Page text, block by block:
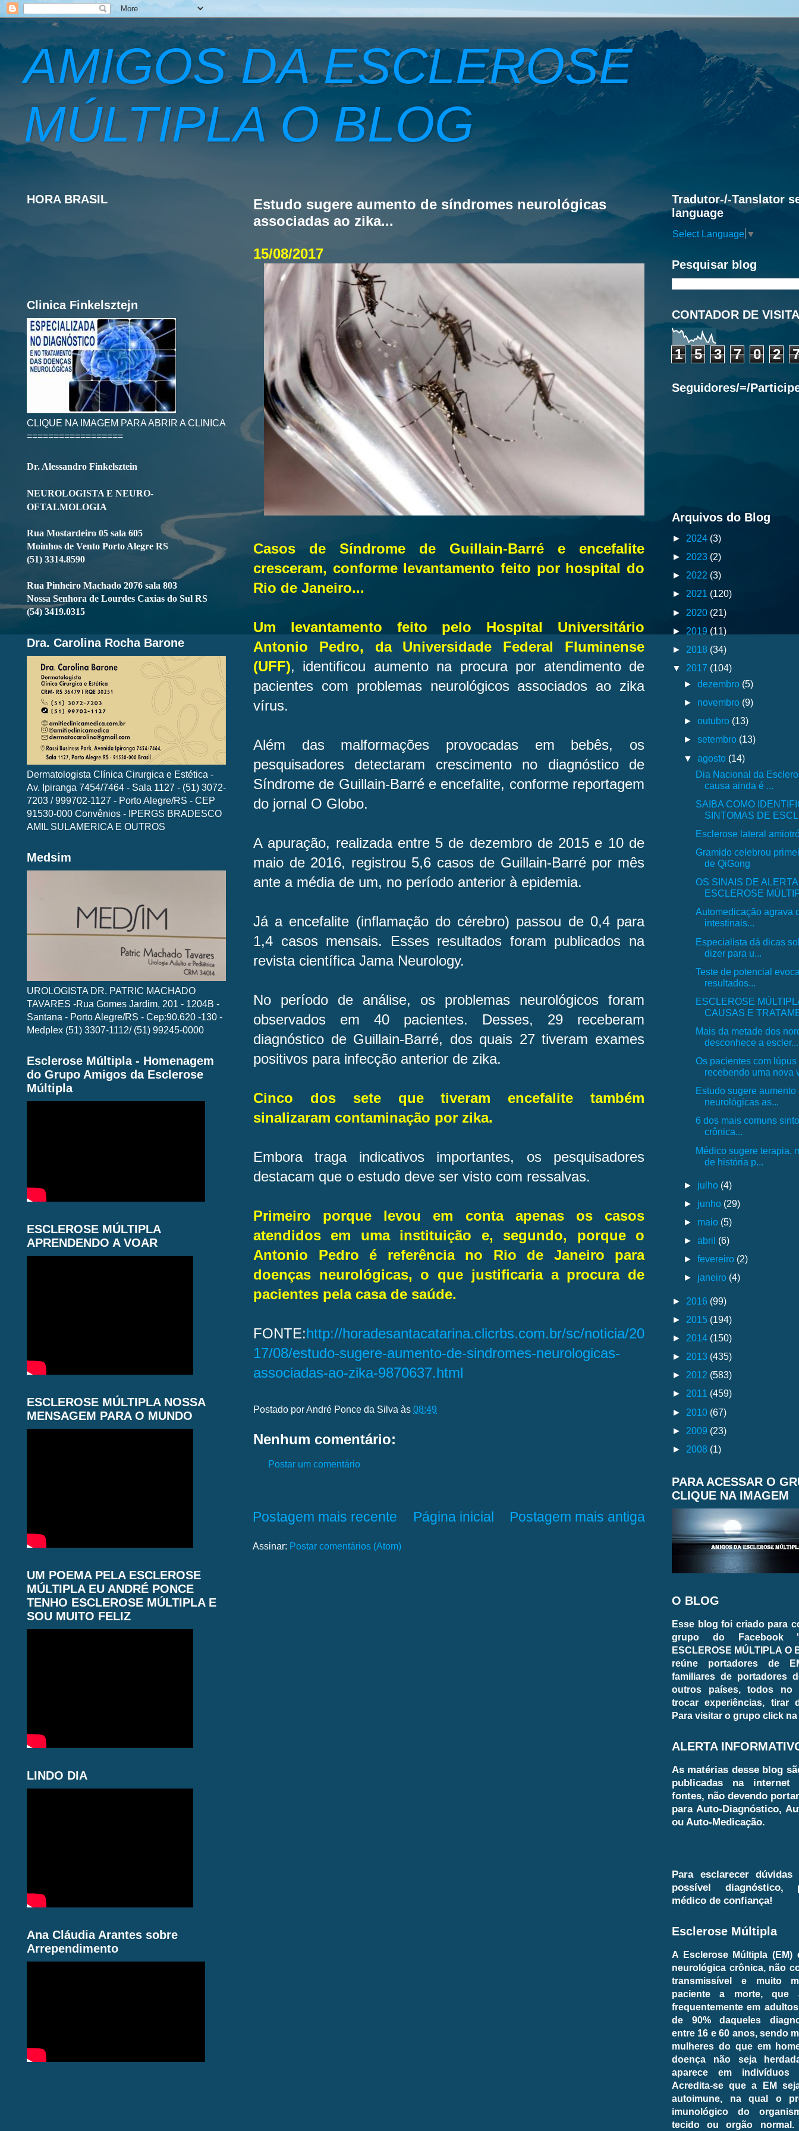
AMIGOS DA ESCLEROSE
MÚLTIPLA O BLOG
Estudo sugere aumento de síndromes neurológicas
associadas ao zika...
15/08/2017
Casos de Síndrome de Guillain-Barré e encefalite
cresceram, conforme levantamento feito por hospital do
Rio de Janeiro...
Um levantamento feito pelo Hospital Universitário
Antonio Pedro, da Universidade Federal Fluminense
(UFF), identificou aumento na procura por atendimento de
pacientes com problemas neurológicos associados ao zika
vírus.
Além das malformações provocadas em bebês, os
pesquisadores detectaram crescimento no diagnóstico de
Síndrome de Guillain-Barré e encefalite, conforme reportagem
do jornal O Globo.
A apuração, realizada entre 5 de dezembro de 2015 e 10 de
maio de 2016, registrou 5,6 casos de Guillain-Barré por mês
ante a média de um, no período anterior à epidemia.
Já a encefalite (inflamação do cérebro) passou de 0,4 para
1,4 casos mensais. Esses resultados foram publicados na
revista científica Jama Neurology.
No período de análise, os problemas neurológicos foram
observados em 40 pacientes. Desses, 29 receberam
diagnóstico de Guillain-Barré, dos quais 27 tiveram exames
positivos para infecção anterior de zika.
Cinco dos sete que tiveram encefalite também
sinalizaram contaminação por zika.
Embora traga indicativos importantes, os pesquisadores
destacam que o estudo deve ser visto com ressalvas.
Primeiro porque levou em conta apenas os casos
atendidos em uma instituição e, segundo, porque o
Antonio Pedro é referência no Rio de Janeiro para
doenças neurológicas, o que justificaria a procura de
pacientes pela casa de saúde.
FONTE:http://horadesantacatarina.clicrbs.com.br/sc/noticia/20
17/08/estudo-sugere-aumento-de-sindromes-neurologicas-
associadas-ao-zika-9870637.html
Postado por André Ponce da Silva às 08:49
Nenhum comentário:
Postar um comentário
Postagem mais recente Postagem mais antiga
Página inicial
Assinar: Postar comentários (Atom)
HORA BRASIL
Clinica Finkelsztejn
CLIQUE NA IMAGEM PARA ABRIR A CLINICA
==================
Dr. Alessandro Finkelsztein
NEUROLOGISTA E NEURO-
OFTALMOLOGIA
Rua Mostardeiro 05 sala 605
Moinhos de Vento Porto Alegre RS
(51) 3314.8590
Rua Pinheiro Machado 2076 sala 803
Nossa Senhora de Lourdes Caxias do Sul RS
(54) 3419.0315
Dra. Carolina Rocha Barone
Dermatologista Clínica Cirurgica e Estética -
Av. Ipiranga 7454/7464 - Sala 1127 - (51) 3072-
7203 / 999702-1127 - Porto Alegre/RS - CEP
91530-000 Convênios - IPERGS BRADESCO
AMIL SULAMERICA E OUTROS
Medsim
UROLOGISTA DR. PATRIC MACHADO
TAVARES -Rua Gomes Jardim, 201 - 1204B -
Santana - Porto Alegre/RS - Cep:90.620 -130 -
Medplex (51) 3307-1112/ (51) 99245-0000
Esclerose Múltipla - Homenagem
do Grupo Amigos da Esclerose
Múltipla
ESCLEROSE MÚLTIPLA
APRENDENDO A VOAR
ESCLEROSE MÚLTIPLA NOSSA
MENSAGEM PARA O MUNDO
UM POEMA PELA ESCLEROSE
MÚLTIPLA EU ANDRÉ PONCE
TENHO ESCLEROSE MÚLTIPLA E
SOU MUITO FELIZ
LINDO DIA
Ana Cláudia Arantes sobre
Arrependimento
Tradutor-/-Tanslator
language
Select Language ▼
Pesquisar blog
CONTADOR DE
1 5 3 7 0 2
Seguidores/=/
Arquivos do Blog
► 2024 (3)
► 2023 (2)
► 2022 (3)
► 2021 (120)
► 2020 (21)
► 2019 (11)
► 2018 (34)
▼ 2017 (104)
►dezembro (5)
► novembro (9)
►outubro (13)
►setembro (13)
▼agosto (14)
Dia Nacional da
causa ainda é ...
SAIBA COMO
SINTOMAS DE
Esclerose lateral
Gramido celebrou
de QiGong
OS SINAIS DE
ESCLEROSE
Automedicação agrava
intestinais...
Especialista dá dicas
dizer para u...
Teste de potencial
resultados...
ESCLEROSE
CAUSAS E
Mais da metade dos
desconhece a escler...
Os pacientes com lúpus
recebendo uma nova
Estudo sugere
neurológicas as...
6 dos mais comuns
crônica...
Médico sugere terapia,
de história p...
► julho (4)
► junho (29)
► maio (5)
►abril (6)
►fevereiro (2)
► janeiro (4)
► 2016 (99)
► 2015 (194)
► 2014 (150)
► 2013 (435)
► 2012 (583)
► 2011 (459)
► 2010 (67)
► 2009 (23)
► 2008 (1)
PARA ACESSAR O
CLIQUE NA IMAGEM
O BLOG
Esse blog foi criado para
grupo do Facebook
ESCLEROSE MÚLTIPLA O
reúne portadores de
familiares de portadores
outros países, todos no
trocar experiências, tirar
Para visitar o grupo click
ALERTA
As matérias desse blog
publicadas na internet
fontes, não devendo
para Auto-Diagnóstico,
ou Auto-Medicação.
Para esclarecer
possível diagnóstico,
médico de confiança!
Esclerose Múltipla
A Esclerose Múltipla (EM)
neurológica crônica, não
transmissível e muito
paciente a morte, que
frequentemente em
de 90% daqueles
entre 16 e 60 anos, sendo
mulheres do que em
doença não seja
aparece em indivíduos
Acredita-se que a EM
autoimune, na qual o
imunológico do
tecido ou orgão normal.